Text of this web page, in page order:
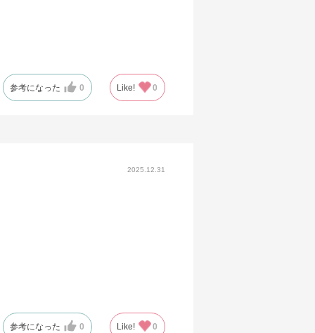
参考になった 0 Like! 0
2025.12.31
参考になった 0 Like! 0